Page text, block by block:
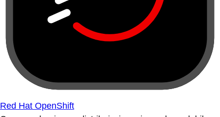
Red Hat OpenShift